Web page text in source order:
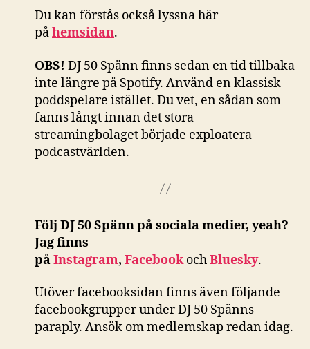
Du kan förstås ocksålyssna här
påhemsidan.
OBS! DJ 50 Spänn finns sedan en tid tillbaka
inte längre på Spotify. Använd en klassisk
poddspelare istället. Du vet, en sådan som
fanns långt innan det stora
streamingbolaget började exploatera
podcastvärlden.
Följ DJ 50 Spänn på sociala medier, yeah?
Jag finns
påInstagram, FacebookochBluesky.
Utöver facebooksidan finns även följande
facebookgrupper under DJ 50 Spänns
paraply. Ansök om medlemskap redan idag.